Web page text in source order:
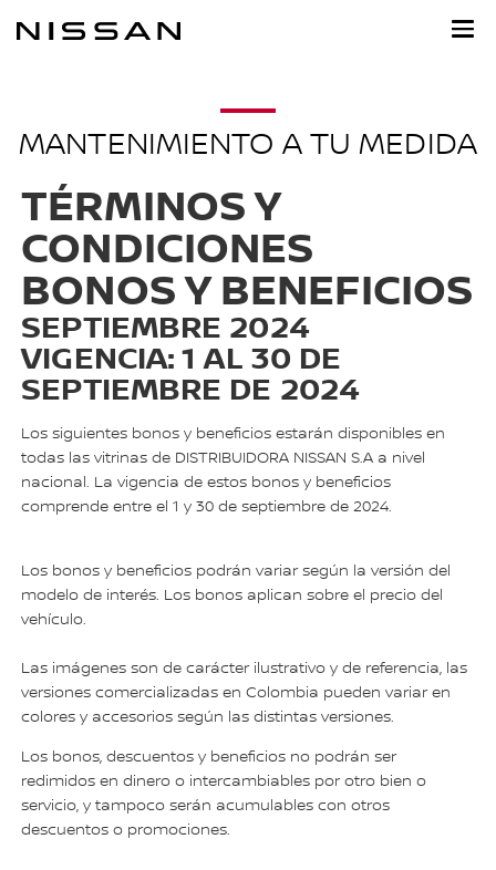
MANTENIMIENTO A TU MEDIDA
TÉRMINOS Y
CONDICIONES
BONOS Y BENEFICIOS
SEPTIEMBRE 2024
VIGENCIA: 1 AL 30 DE
SEPTIEMBRE DE 2024
Los siguientes bonos y beneficios estarán disponibles en
todas las vitrinas de DISTRIBUIDORA NISSAN S.A a nivel
nacional. La vigencia de estos bonos y beneficios
comprende entre el 1 y 30 de septiembre de 2024.
Los bonos y beneficios podrán variar según la versión del
modelo de interés. Los bonos aplican sobre el precio del
vehículo.
Las imágenes son de carácter ilustrativo y de referencia, las
versiones comercializadas en Colombia pueden variar en
colores y accesorios según las distintas versiones.
Los bonos, descuentos y beneficios no podrán ser
redimidos en dinero o intercambiables por otro bien o
servicio, y tampoco serán acumulables con otros
descuentos o promociones.